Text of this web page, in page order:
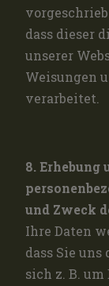
dass dieser
unserer
Weisungen
verarbeitet.
8. Erhebung
und Zweck
Ihre Daten
dass Sie
sich z. B.